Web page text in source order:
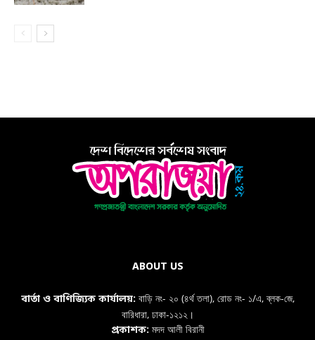
ABOUT US
বার্তা ও বাণিজ্যিক কার্যালয়: বাড়ি নং- ২০ (৪র্থ তলা), রোড নং- ১/এ, ব্লক-জে,
বারিধারা, ঢাকা-১২১২।
প্রকাশক:মদদ আলী বিরানী